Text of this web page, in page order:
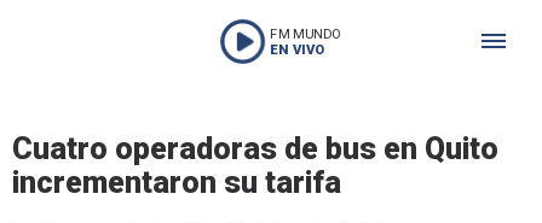
FM MUNDO
EN VIVO
Cuatro operadoras de bus en Quito
incrementaron su tarifa